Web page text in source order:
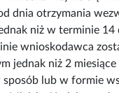
dnia otrzymania
niż w terminie
wnioskodawca
jednak niż 2
lub w formie